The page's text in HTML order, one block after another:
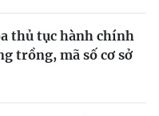
thủ tục hành chính
trồng, mã số cơ sở